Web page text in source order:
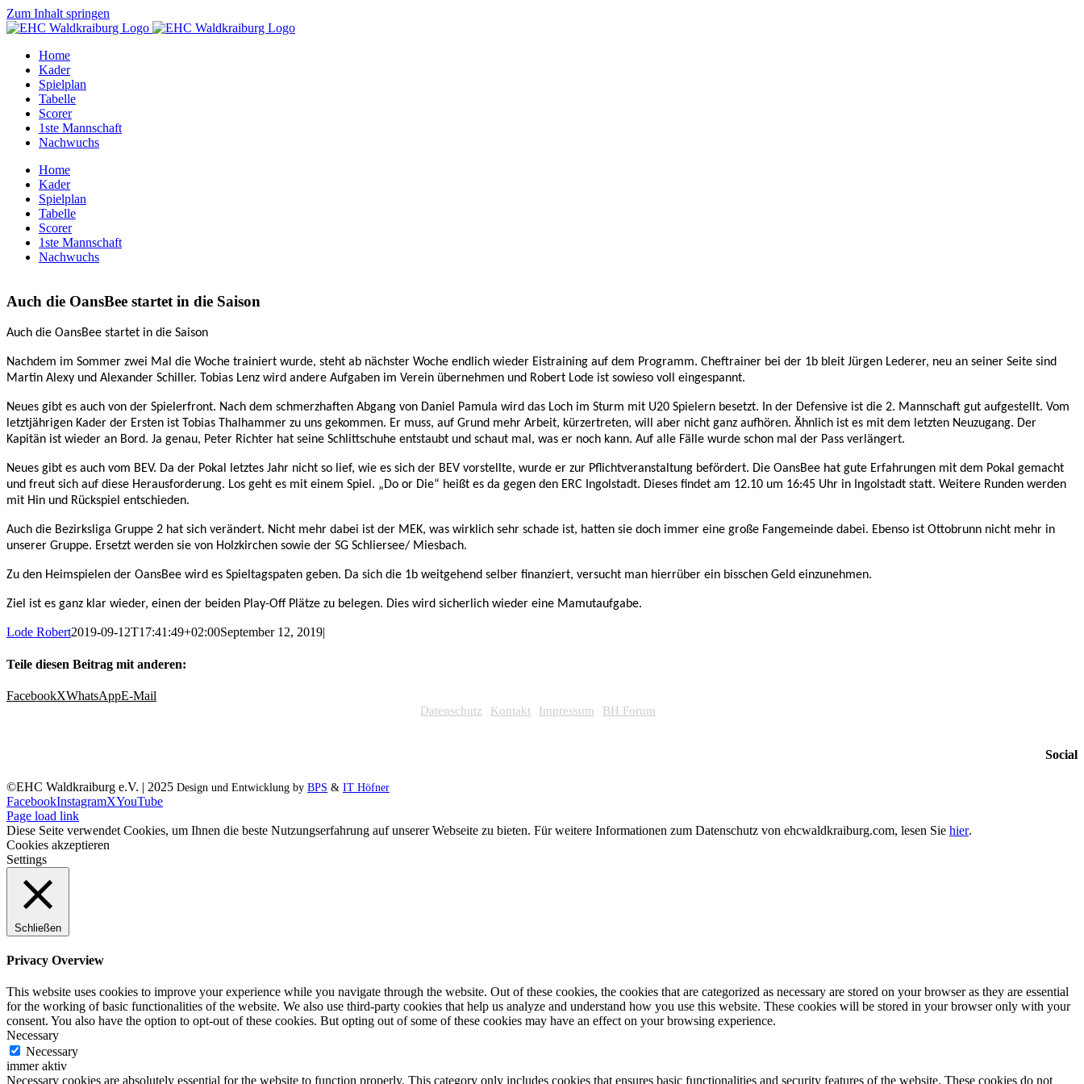
Zum Inhalt springen
Home
Kader
Spielplan
Tabelle
Scorer
1ste Mannschaft
Nachwuchs
Home
Kader
Spielplan
Tabelle
Scorer
1ste Mannschaft
Nachwuchs
Auch die OansBee startet in die Saison
Auch die OansBee startet in die Saison
Nachdem im Sommer zwei Mal die Woche trainiert wurde, steht ab nächster Woche endlich wieder Eistraining auf dem Programm. Cheftrainer bei der 1b bleit Jürgen Lederer, neu an seiner Seite sind
Martin Alexy und Alexander Schiller. Tobias Lenz wird andere Aufgaben im Verein übernehmen und Robert Lode ist sowieso voll eingespannt.
Neues gibt es auch von der Spielerfront. Nach dem schmerzhaften Abgang von Daniel Pamula wird das Loch im Sturm mit U20 Spielern besetzt. In der Defensive ist die 2. Mannschaft gut aufgestellt. Vom
letztjährigen Kader der Ersten ist Tobias Thalhammer zu uns gekommen. Er muss, auf Grund mehr Arbeit, kürzertreten, will aber nicht ganz aufhören. Ähnlich ist es mit dem letzten Neuzugang. Der
Kapitän ist wieder an Bord. Ja genau, Peter Richter hat seine Schlittschuhe entstaubt und schaut mal, was er noch kann. Auf alle Fälle wurde schon mal der Pass verlängert.
Neues gibt es auch vom BEV. Da der Pokal letztes Jahr nicht so lief, wie es sich der BEV vorstellte, wurde er zur Pflichtveranstaltung befördert. Die OansBee hat gute Erfahrungen mit dem Pokal gemacht
und freut sich auf diese Herausforderung. Los geht es mit einem Spiel. „Do or Die“ heißt es da gegen den ERC Ingolstadt. Dieses findet am 12.10 um 16:45 Uhr in Ingolstadt statt. Weitere Runden werden
mit Hin und Rückspiel entschieden.
Auch die Bezirksliga Gruppe 2 hat sich verändert. Nicht mehr dabei ist der MEK, was wirklich sehr schade ist, hatten sie doch immer eine große Fangemeinde dabei. Ebenso ist Ottobrunn nicht mehr in
unserer Gruppe. Ersetzt werden sie von Holzkirchen sowie der SG Schliersee/ Miesbach.
Zu den Heimspielen der OansBee wird es Spieltagspaten geben. Da sich die 1b weitgehend selber finanziert, versucht man hierrüber ein bisschen Geld einzunehmen.
Ziel ist es ganz klar wieder, einen der beiden Play-Off Plätze zu belegen. Dies wird sicherlich wieder eine Mamutaufgabe.
Lode Robert2019-09-12T17:41:49+02:00September 12, 2019|
Teile diesen Beitrag mit anderen:
FacebookXWhatsAppE-Mail
Social
Datenschutz Kontakt Impressum BH Forum
©EHC Waldkraiburg e.V. | 2025 Design und Entwicklung by BPS & IT Höfner
FacebookInstagramXYouTube
Page load link
Diese Seite verwendet Cookies, um Ihnen die beste Nutzungserfahrung auf unserer Webseite zu bieten. Für weitere Informationen zum Datenschutz von ehcwaldkraiburg.com, lesen Sie hier.
Cookies akzeptieren
Settings
Schließen
Privacy Overview
This website uses cookies to improve your experience while you navigate through the website. Out of these cookies, the cookies that are categorized as necessary are stored on your browser as they are essential
for the working of basic functionalities of the website. We also use third-party cookies that help us analyze and understand how you use this website. These cookies will be stored in your browser only with your
consent. You also have the option to opt-out of these cookies. But opting out of some of these cookies may have an effect on your browsing experience.
Necessary
Necessary
immer aktiv
Necessary cookies are absolutely essential for the website to function properly. This category only includes cookies that ensures basic functionalities and security features of the website. These cookies do not